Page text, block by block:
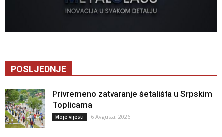
POSLJEDNJE
Privremeno zatvaranje šetališta u Srpskim
Toplicama
Moje vijesti 6 Avgusta, 2026